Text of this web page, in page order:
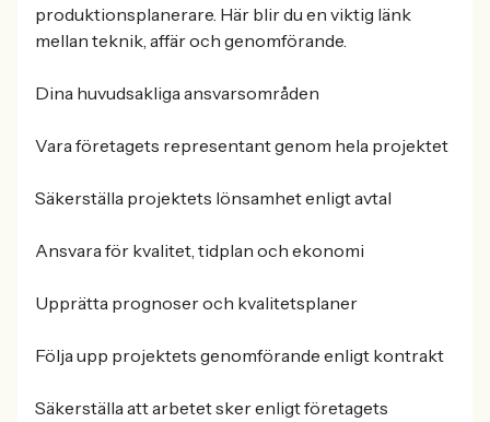
produktionsplanerare. Här blir du en viktig länk
mellan teknik, affär och genomförande.
Dina huvudsakliga ansvarsområden
Vara företagets representant genom hela projektet
Säkerställa projektets lönsamhet enligt avtal
Ansvara för kvalitet, tidplan och ekonomi
Upprätta prognoser och kvalitetsplaner
Följa upp projektets genomförande enligt kontrakt
Säkerställa att arbetet sker enligt företagets